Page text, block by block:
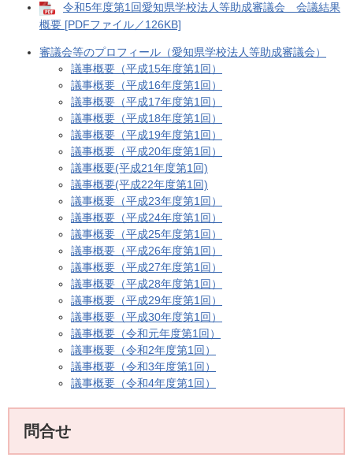
令和5年度第1回愛知県学校法人等助成審議会 会議結果
概要 [PDFファイル／126KB]
審議会等のプロフィール（愛知県学校法人等助成審議会）
議事概要（平成15年度第1回）
議事概要（平成16年度第1回）
議事概要（平成17年度第1回）
議事概要（平成18年度第1回）
議事概要（平成19年度第1回）
議事概要（平成20年度第1回）
議事概要(平成21年度第1回)
議事概要(平成22年度第1回)
議事概要（平成23年度第1回）
議事概要（平成24年度第1回）
議事概要（平成25年度第1回）
議事概要（平成26年度第1回）
議事概要（平成27年度第1回）
議事概要（平成28年度第1回）
議事概要（平成29年度第1回）
議事概要（平成30年度第1回）
議事概要（令和元年度第1回）
議事概要（令和2年度第1回）
議事概要（令和3年度第1回）
議事概要（令和4年度第1回）
問合せ